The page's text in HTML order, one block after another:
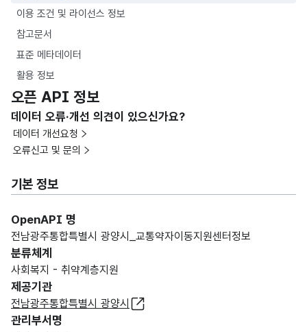
이용 조건 및 라이선스 정보
참고문서
표준 메타데이터
활용 정보
오픈 API 정보
데이터 오류·개선 의견이 있으신가요?
데이터 개선요청
오류신고 및 문의
기본 정보
OpenAPI 명
전남광주통합특별시 광양시_교통약자이동지원센터정보
분류체계
사회복지 - 취약계층지원
제공기관
전남광주통합특별시 광양시
관리부서명